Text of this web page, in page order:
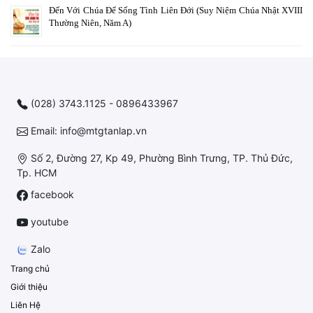
Đến Với Chúa Để Sống Tình Liên Đới (Suy Niệm Chúa Nhật XVIII
Thường Niên, Năm A)
(028) 3743.1125 - 0896433967
Email: info@mtgtanlap.vn
Số 2, Đường 27, Kp 49, Phường Bình Trưng, TP. Thủ Đức,
Tp. HCM
facebook
youtube
Zalo
Trang chủ
Giới thiệu
Liên Hệ